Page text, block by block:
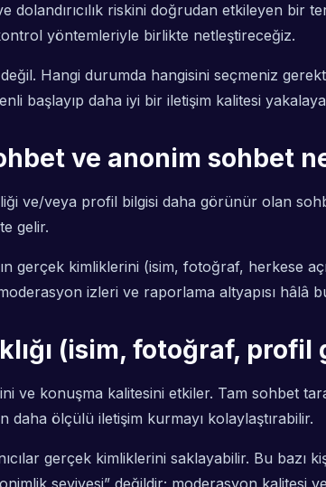
dolandırıcılık riskini doğrudan etkileyen bir
yöntemleriyle birlikte netleştireceğiz.
Hangi durumda hangisini seçmeniz
başlayıp daha iyi bir iletişim kalitesi
ve anonim sohbet
ve/veya profil bilgisi daha görünür olan
gelir.
gerçek kimliklerini (isim, fotoğraf, herkese
izleri ve raporlama altyapısı hâlâ
(isim, fotoğraf,
ve konuşma kalitesini etkiler. Tam sohbet
daha ölçülü iletişim kurmayı kolaylaştırabilir.
gerçek kimliklerini saklayabilir. Bu bazı